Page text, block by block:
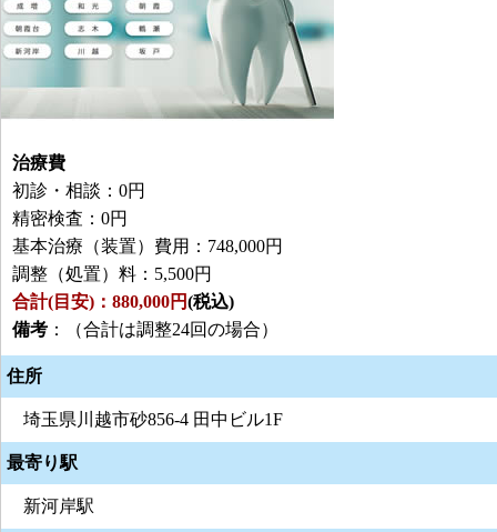
治療費
初診・相談：0円
精密検査：0円
基本治療（装置）費用：748,000円
調整（処置）料：5,500円
合計(目安)：880,000円(税込)
備考 ：（合計は調整24回の場合）
住所
埼玉県川越市砂856-4 田中ビル1F
最寄り駅
新河岸駅